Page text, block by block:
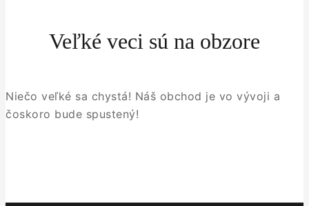
Veľké veci sú na obzore
Niečo veľké sa chystá! Náš obchod je vo vývoji a
čoskoro bude spustený!